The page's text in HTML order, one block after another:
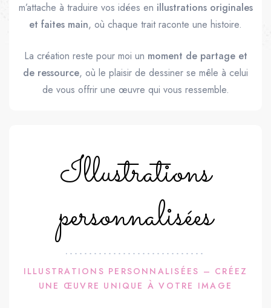
m’attache à traduire vos idées en illustrations originales
et faites main, où chaque trait raconte une histoire.
La création reste pour moi un moment de partage et
de ressource, où le plaisir de dessiner se mêle à celui
de vous offrir une œuvre qui vous ressemble.
Illustrations
personnalisées
ILLUSTRATIONS PERSONNALISÉES – CRÉEZ
UNE ŒUVRE UNIQUE À VOTRE IMAGE